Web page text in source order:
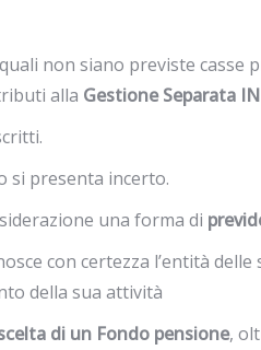
non siano previste casse
alla Gestione Separata
si presenta incerto.
una forma di
con certezza l’entità
della sua attività
di un Fondo pensione,